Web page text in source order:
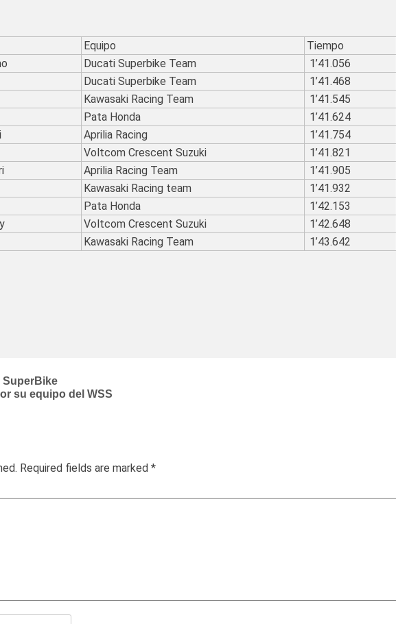
Equipo
Tiempo
Ducati Superbike Team
1’41.056
Ducati Superbike Team
1’41.468
Kawasaki Racing Team
1’41.545
Pata Honda
1’41.624
Aprilia Racing
1’41.754
Voltcom Crescent Suzuki
1’41.821
Aprilia Racing Team
1’41.905
Kawasaki Racing team
1’41.932
Pata Honda
1’42.153
Voltcom Crescent Suzuki
1’42.648
Kawasaki Racing Team 1’43.642
SuperBike
su equipo del WSS
Required fields are marked *